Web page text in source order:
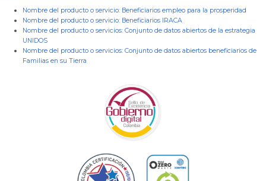
Nombre del producto o servicio: Beneficiarios empleo para la prosperidad
Nombre del producto o servicio: Beneficiarios IRACA
Nombre del producto o servicios: Conjunto de datos abiertos de la estrategia
UNIDOS
Nombre del producto o servicios: Conjunto de datos abiertos beneficiarios de
Familias en su Tierra